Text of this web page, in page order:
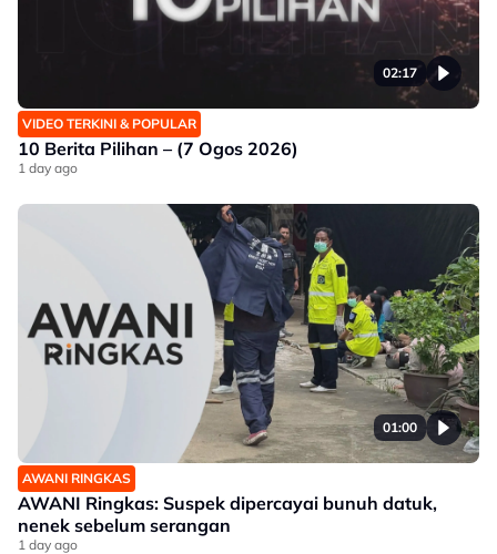
02:17
VIDEO TERKINI & POPULAR
10 Berita Pilihan – (7 Ogos 2026)
1 day ago
01:00
AWANI RINGKAS
AWANI Ringkas: Suspek dipercayai bunuh datuk,
nenek sebelum serangan
1 day ago